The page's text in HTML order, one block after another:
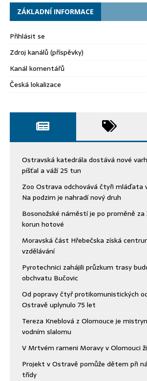
ZÁKLADNÍ INFORMACE
Přihlásit se
Zdroj kanálů (příspěvky)
Kanál komentářů
Česká lokalizace
Ostravská katedrála dostává nové
píšťal a váží 25 tun
Zoo Ostrava odchovává čtyři mláďata
Na podzim je nahradí nový druh
Bosonožské náměstí je po proměně za
korun hotové
Moravská část Hřebečska získá
vzdělávání
Pyrotechnici zahájili průzkum trasy
obchvatu Bučovic
Od popravy čtyř protikomunistických
Ostravě uplynulo 75 let
Tereza Kneblová z Olomouce je
vodním slalomu
V Mrtvém rameni Moravy v Olomouci
Projekt v Ostravě pomůže dětem při
třídy